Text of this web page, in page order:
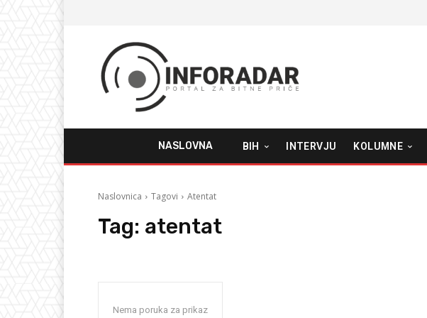
NASLOVNA BIH INTERVJU KOLUMNE
Naslovnica Tagovi Atentat
Tag: atentat
Nema poruka za prikaz